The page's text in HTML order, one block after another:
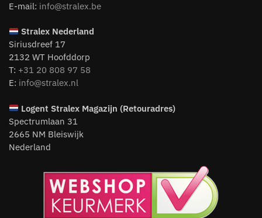
E-mail: info@stralex.be
Stralex Nederland
Siriusdreef 17
2132 WT Hoofddorp
T: +31 20 808 97 58
E: info@stralex.nl
LogentStralex Magazijn (Retouradres)
Spectrumlaan 31
2665 NM Bleiswijk
Nederland